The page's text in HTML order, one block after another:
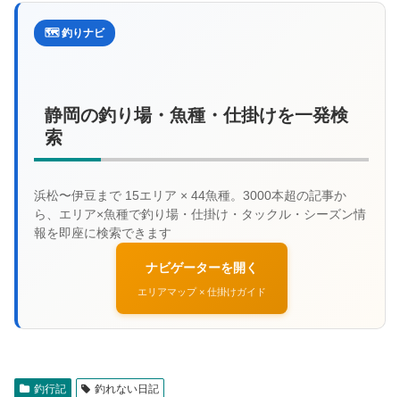
🗺️ 釣りナビ
静岡の釣り場・魚種・仕掛けを一発検
索
ナビゲーターを開く
エリアマップ × 仕掛けガイド
釣行記 釣れない日記